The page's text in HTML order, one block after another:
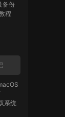
备份
程
系统